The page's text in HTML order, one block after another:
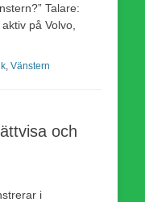
Talare:
på Volvo,
Vänstern
och
i